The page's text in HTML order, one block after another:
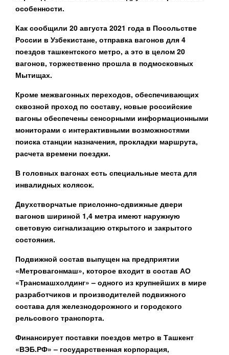
особенности.
Как сообщили 20 августа 2021 года в Посольстве
России в Узбекистане, отправка вагонов для 4
поездов ташкентского метро, а это в целом 20
вагонов, торжественно прошла в подмосковных
Мытищах.
Кроме межвагонных переходов, обеспечивающих
сквозной проход по составу, новые российские
вагоны обеспечены сенсорными информационными
мониторами с интерактивными возможностями
поиска станции назначения, прокладки маршрута,
расчета времени поездки.
В головных вагонах есть специальные места для
инвалидных колясок.
Двухстворчатые прислонно-сдвижные двери
вагонов шириной 1,4 метра имеют наружную
световую сигнализацию открытого и закрытого
состояния.
Подвижной состав выпущен на предприятии
«Метровагонмаш», которое входит в состав АО
«Трансмашхолдинг» – одного из крупнейших в мире
разработчиков и производителей подвижного
состава для железнодорожного и городского
рельсового транспорта.
Финансирует поставки поездов метро в Ташкент
«ВЭБ.РФ» – государственная корпорация,